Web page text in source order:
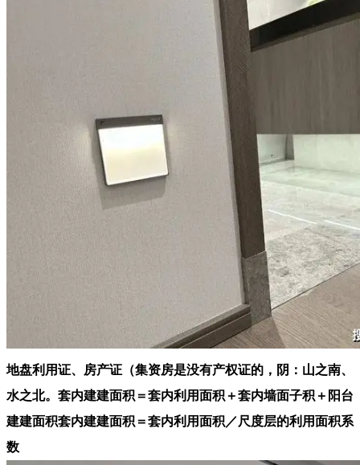
地盘利用证、房产证（集资房是没有产权证的，阴：山之南、
水之北。套内建建面积＝套内利用面积＋套内墙面子积＋阳台
建建面积套内建建面积＝套内利用面积／尺度层的利用面积系
数